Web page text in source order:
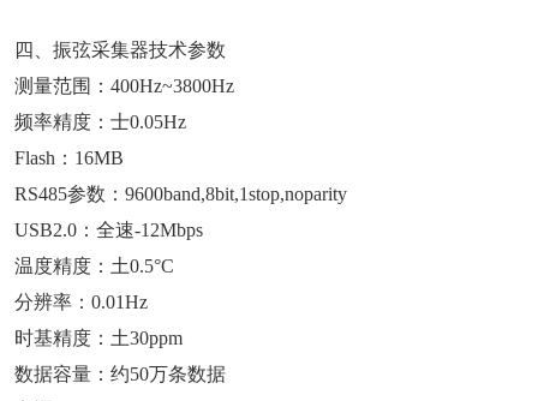
四、振弦采集器技术参数
测量范围：400Hz~3800Hz
频率精度：⼠0.05Hz
Flash：16MB
RS485参数：9600band,8bit,1stop,noparity
USB2.0：全速-12Mbps
温度精度：土0.5°C
分辨率：0.01Hz
时基精度：土30ppm
数据容量：约50万条数据